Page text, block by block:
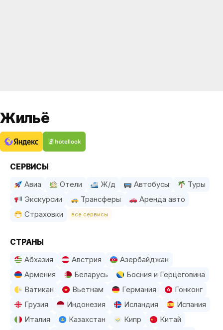
Жильё
СЕРВИСЫ
Авиа Отели Ж/д Автобусы
Туры
Экскурсии
Трансферы
Аренда авто
Страховки
все сервисы
СТРАНЫ
Абхазия Австрия
Азербайджан
Армения
Беларусь
Босния и Герцеговина
Ватикан
Вьетнам Германия
Гонконг
Грузия
Индонезия Исландия
Испания
Италия
Казахстан Кипр Китай